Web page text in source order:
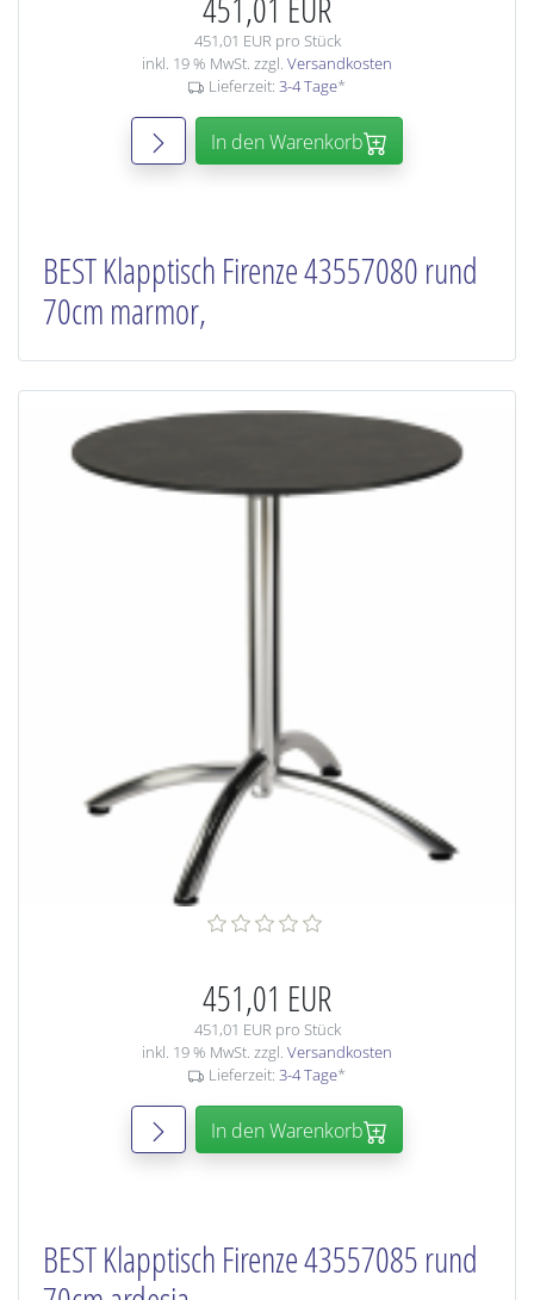
451,01 EUR
451,01 EUR pro Stück
inkl. 19 % MwSt. zzgl. Versandkosten
Lieferzeit: 3-4 Tage*
In den Warenkorb
BEST Klapptisch Firenze 43557080 rund
70cm marmor,
451,01 EUR
451,01 EUR pro Stück
inkl. 19 % MwSt. zzgl. Versandkosten
Lieferzeit: 3-4 Tage*
In den Warenkorb
BEST Klapptisch Firenze 43557085 rund